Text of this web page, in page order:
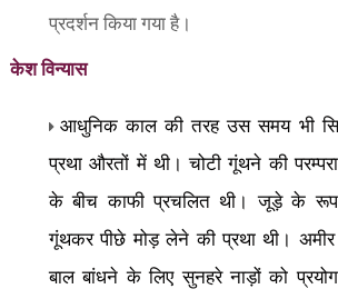
प्रदर्शन किया गया है।
केश विन्यास
आधुनिक काल की तरह उस समय भी
प्रथा औरतों में थी। चोटी गूंथने की
के बीच काफी प्रचलित थी। जूड़े के रूप
गूंथकर पीछे मोड़ लेने की प्रथा थी। अमीर
बाल बांधने के लिए सुनहरे नाड़ों को